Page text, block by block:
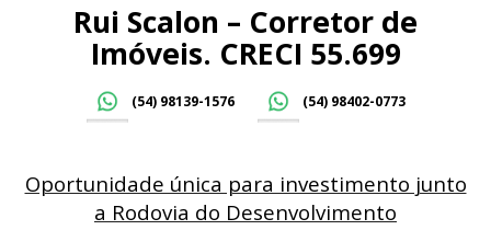
Rui Scalon – Corretor de
Imóveis. CRECI 55.699
(54) 98139-1576 (54) 98402-0773
Oportunidade única para investimento junto
a Rodovia do Desenvolvimento